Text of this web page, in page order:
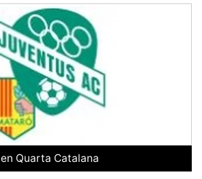
en Quarta Catalana